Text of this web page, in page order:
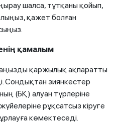
шалса, тұтқаны қойып,
қажет болған
қамалым
қаржылық ақпаратты
Сондықтан зиянкестер
(БҚ) алуан түрлеріне
рұқсатсыз кіруге
көмектеседі.